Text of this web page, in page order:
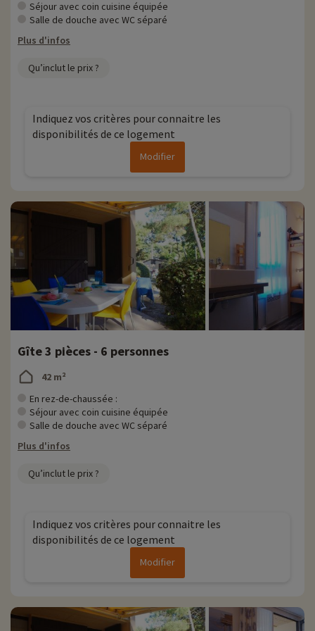
• Animaux de compagnie acceptés, en supplément
Séjour avec coin cuisine équipée
Salle de douche avec WC séparé
Plus d'infos
Qu’inclut le prix ?
Indiquez vos critères pour connaitre les
disponibilités de ce logement
Modifier
Gîte 3 pièces - 6 personnes
42 m²
En rez-de-chaussée :
Séjour avec coin cuisine équipée
Salle de douche avec WC séparé
Plus d'infos
Qu’inclut le prix ?
Indiquez vos critères pour connaitre les
disponibilités de ce logement
Modifier